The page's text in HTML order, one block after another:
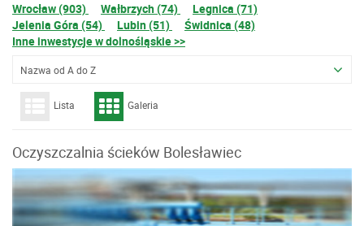
Wrocław (903) Wałbrzych (74)
Legnica (71)
Jelenia Góra (54)
Lubin (51)
Świdnica (48)
Inne inwestycje w dolnośląskie >>
Nazwa od A do Z
Lista Galeria
Oczyszczalnia ścieków Bolesławiec